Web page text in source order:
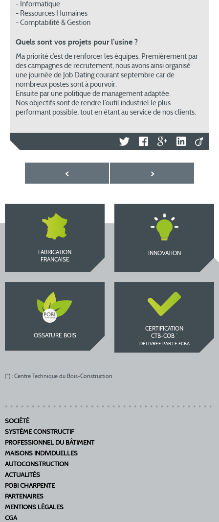
- Informatique
- Ressources Humaines
- Comptabilité & Gestion
Quels sont vos projets pour l’usine ?
Ma priorité c’est de renforcer les équipes. Premièrement par
des campagnes de recrutement, nous avons ainsi organisé
une journée de Job Dating courant septembre car de
nombreux postes sont à pourvoir.
Ensuite par une politique de management adaptée.
Nos objectifs sont de rendre l’outil industriel le plus
performant possible, tout en étant au service de nos clients.
FABRICATION
FRANÇAISE
INNOVATION
OSSATURE BOIS
CERTIFICATION
CTB-COB *
DÉLIVRÉE PAR LE FCBA
(*) : Centre Technique du Bois-Construction
SOCIÉTÉ
SYSTÈME CONSTRUCTIF
PROFESSIONNEL DU BÂTIMENT
MAISONS INDIVIDUELLES
AUTOCONSTRUCTION
ACTUALITÉS
POBI CHARPENTE
PARTENAIRES
MENTIONS LÉGALES
CGA